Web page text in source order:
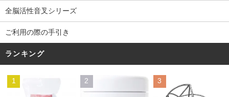
全脳活性音叉シリーズ
ご利用の際の手引き
ランキング
1 2 3